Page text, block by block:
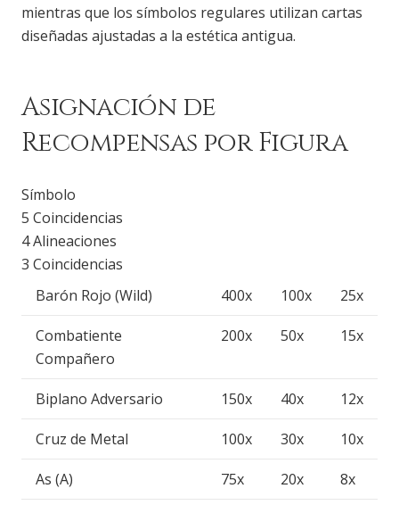
mientras que los símbolos regulares utilizan cartas
diseñadas ajustadas a la estética antigua.
Asignación de
Recompensas por Figura
Símbolo
5 Coincidencias
4 Alineaciones
3 Coincidencias
Barón Rojo (Wild)
400x 100x 25x
Combatiente
Compañero
200x 50x 15x
Biplano Adversario 150x 40x 12x
Cruz de Metal 100x 30x 10x
As (A) 75x 20x 8x